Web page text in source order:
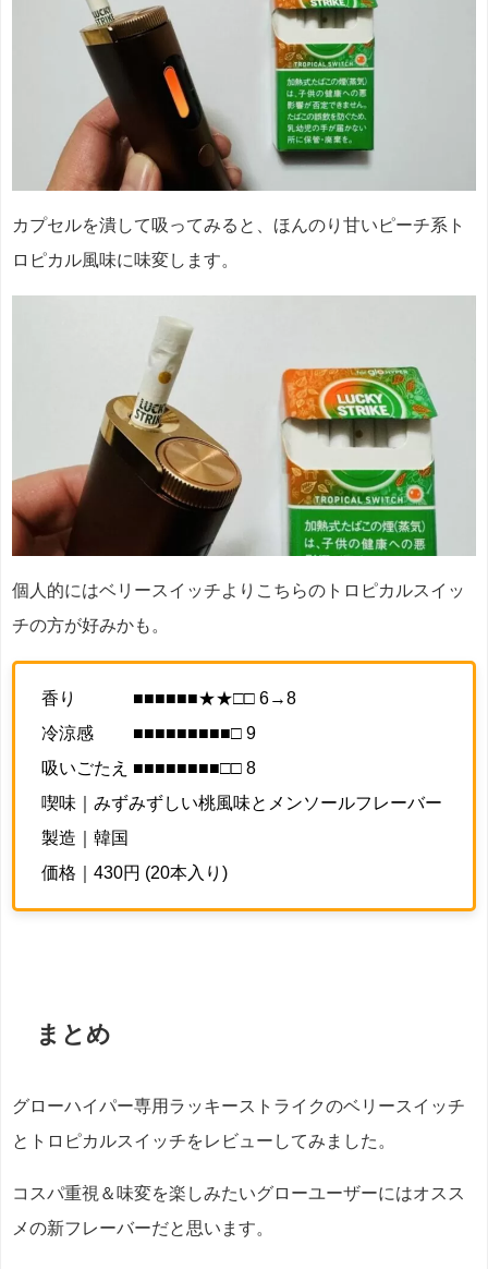
カプセルを潰して吸ってみると、ほんのり甘いピーチ系ト
ロピカル風味に味変します。
個人的にはベリースイッチよりこちらのトロピカルスイッ
チの方が好みかも。
香り ■■■■■■★★□□ 6→8
冷涼感 ■■■■■■■■■□ 9
吸いごたえ ■■■■■■■■□□ 8
喫味｜みずみずしい桃風味とメンソールフレーバー
製造｜韓国
価格｜430円 (20本入り)
まとめ
グローハイパー専用ラッキーストライクのベリースイッチ
とトロピカルスイッチをレビューしてみました。
コスパ重視＆味変を楽しみたいグローユーザーにはオスス
メの新フレーバーだと思います。